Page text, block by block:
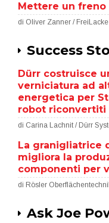
Mettere un
di Oliver Zanner /
Success
Dürr costruisce
verniciatura ad
energetica per
robot riconvertiti
di Carina Lachnit / Dürr
La granigliatrice
migliora la
componenti per
di Rösler
Ask Joe